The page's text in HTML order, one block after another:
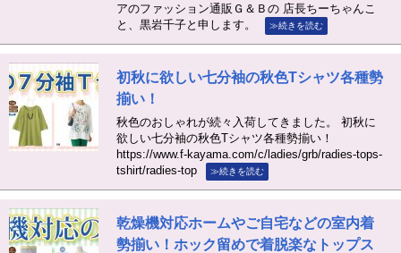
アのファッション通販Ｇ＆Ｂの 店長ちーちゃんこ
と、黒岩千子と申します。
≫続きを読む
初秋に欲しい七分袖の秋色Tシャツ各種勢
揃い！
秋色のおしゃれが続々入荷してきました。 初秋に
欲しい七分袖の秋色Tシャツ各種勢揃い！
https://www.f-kayama.com/c/ladies/grb/radies-tops-
tshirt/radies-top
≫続きを読む
乾燥機対応ホームやご自宅などの室内着
勢揃い！ホック留めで着脱楽なトップス